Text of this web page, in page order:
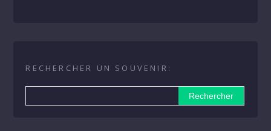
RECHERCHER UN SOUVENIR: